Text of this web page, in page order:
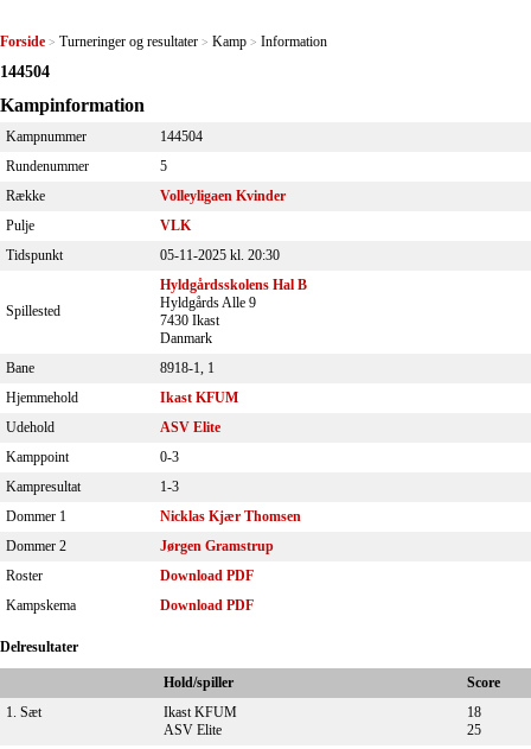
Forside > Turneringer og resultater > Kamp > Information
144504
Kampinformation
Kampnummer
144504
Rundenummer
5
Række
Volleyligaen Kvinder
Pulje
VLK
Tidspunkt
05-11-2025 kl. 20:30
Spillested
Hyldgårdsskolens Hal B
Hyldgårds Alle 9
7430 Ikast
Danmark
Bane
8918-1, 1
Hjemmehold
Ikast KFUM
Udehold
ASV Elite
Kamppoint
0-3
Kampresultat
1-3
Dommer 1
Nicklas Kjær Thomsen
Dommer 2
Jørgen Gramstrup
Roster
Download PDF
Kampskema
Download PDF
Delresultater
Hold/spiller
Score
1. Sæt
Ikast KFUM
ASV Elite
18
25